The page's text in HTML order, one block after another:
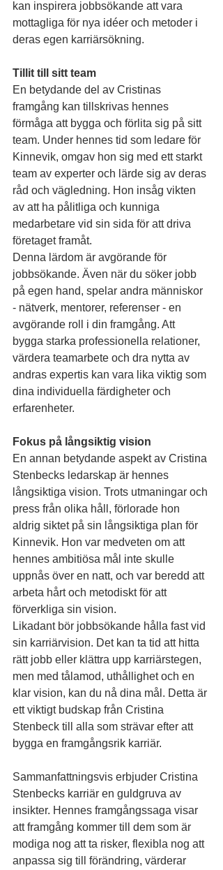
kan inspirera jobbsökande att vara
mottagliga för nya idéer och metoder i
deras egen karriärsökning.
Tillit till sitt team
En betydande del av Cristinas
framgång kan tillskrivas hennes
förmåga att bygga och förlita sig på sitt
team. Under hennes tid som ledare för
Kinnevik, omgav hon sig med ett starkt
team av experter och lärde sig av deras
råd och vägledning. Hon insåg vikten
av att ha pålitliga och kunniga
medarbetare vid sin sida för att driva
företaget framåt.
Denna lärdom är avgörande för
jobbsökande. Även när du söker jobb
på egen hand, spelar andra människor
- nätverk, mentorer, referenser - en
avgörande roll i din framgång. Att
bygga starka professionella relationer,
värdera teamarbete och dra nytta av
andras expertis kan vara lika viktig som
dina individuella färdigheter och
erfarenheter.
Fokus på långsiktig vision
En annan betydande aspekt av Cristina
Stenbecks ledarskap är hennes
långsiktiga vision. Trots utmaningar och
press från olika håll, förlorade hon
aldrig siktet på sin långsiktiga plan för
Kinnevik. Hon var medveten om att
hennes ambitiösa mål inte skulle
uppnås över en natt, och var beredd att
arbeta hårt och metodiskt för att
förverkliga sin vision.
Likadant bör jobbsökande hålla fast vid
sin karriärvision. Det kan ta tid att hitta
rätt jobb eller klättra upp karriärstegen,
men med tålamod, uthållighet och en
klar vision, kan du nå dina mål. Detta är
ett viktigt budskap från Cristina
Stenbeck till alla som strävar efter att
bygga en framgångsrik karriär.
Sammanfattningsvis erbjuder Cristina
Stenbecks karriär en guldgruva av
insikter. Hennes framgångssaga visar
att framgång kommer till dem som är
modiga nog att ta risker, flexibla nog att
anpassa sig till förändring, värderar